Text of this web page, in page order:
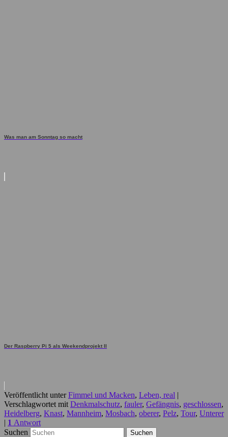
Was man am Sonntag so macht
Der Raspberry Pi 5 als Weekendprojekt II
Veröffentlicht unter Fimmel und Macken, Leben, real |
Verschlagwortet mit Denkmalschutz, fauler, Gefängnis, geschlossen,
Heidelberg, Knast, Mannheim, Mosbach, oberer, Pelz, Tour, Unterer
| 1 Antwort
Suchen